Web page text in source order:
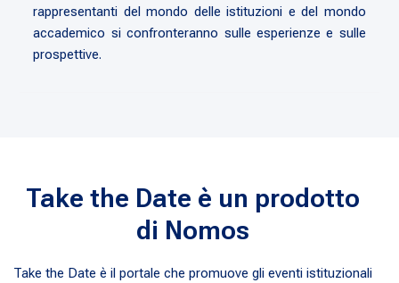
rappresentanti del mondo delle istituzioni e del mondo
accademico si confronteranno sulle esperienze e sulle
prospettive.
Take the Date è un prodotto
di Nomos
Take the Date è il portale che promuove gli eventi istituzionali